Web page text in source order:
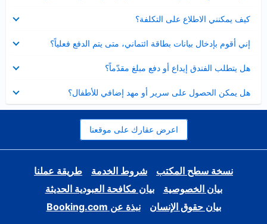
كيف يمكنني الاطلاع على التكلفة؟
مصغر
إني أقوم بإدخال بيانات بطاقة ائتماني، متى يتم الدفع فعلياً؟
مصغر
هل يتطلب الفندق إيداع أو دفع مبلغ مقدّماً؟
مصغر
هل يمكن الحصول على سرير أو مهد إضافي للأطفال؟
مصغر
اعرض عقارك على موقعنا
نسخة سطح المكتب شروط الخدمة
طريقة عملنا
بيان الخصوصية
بيان مكافحة العبودية الحديثة
بيان حقوق الإنسان
نبذة عن Booking.com